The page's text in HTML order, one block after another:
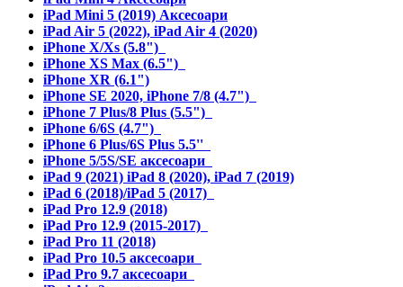
iPad Mini 5 (2019) Аксесоари
iPad Air 5 (2022), iPad Air 4 (2020)
iPhone X/Xs (5.8")
iPhone XS Max (6.5")
iPhone XR (6.1")
iPhone SE 2020, iPhone 7/8 (4.7")
iPhone 7 Plus/8 Plus (5.5")
iPhone 6/6S (4.7")
iPhone 6 Plus/6S Plus 5.5''
iPhone 5/5S/SE аксесоари
iPad 9 (2021) iPad 8 (2020), iPad 7 (2019)
iPad 6 (2018)/iPad 5 (2017)
iPad Pro 12.9 (2018)
iPad Pro 12.9 (2015-2017)
iPad Pro 11 (2018)
iPad Pro 10.5 аксесоари
iPad Pro 9.7 аксесоари